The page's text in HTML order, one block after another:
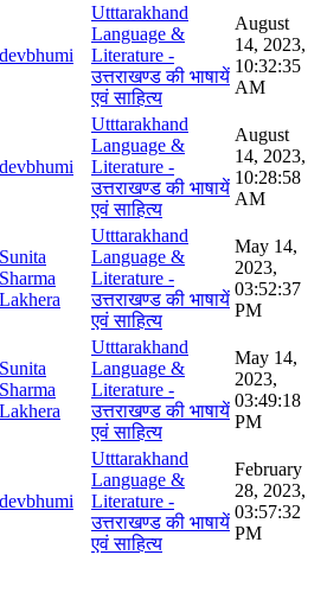
devbhumi
Utttarakhand
Language &
Literature -
उत्तराखण्ड की भाषायें
एवं साहित्य
August
14, 2023,
10:32:35
AM
devbhumi
Utttarakhand
Language &
Literature -
उत्तराखण्ड की भाषायें
एवं साहित्य
August
14, 2023,
10:28:58
AM
Sunita
Sharma
Lakhera
Utttarakhand
Language &
Literature -
उत्तराखण्ड की भाषायें
एवं साहित्य
May 14,
2023,
03:52:37
PM
Sunita
Sharma
Lakhera
Utttarakhand
Language &
Literature -
उत्तराखण्ड की भाषायें
एवं साहित्य
May 14,
2023,
03:49:18
PM
devbhumi
Utttarakhand
Language &
Literature -
उत्तराखण्ड की भाषायें
एवं साहित्य
February
28, 2023,
03:57:32
PM